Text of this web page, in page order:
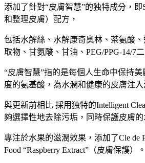
添加了針對“皮膚智慧”的独特成分，即
和整理皮膚）配方，
包括水解絲、水解康奇奧林、茶氨酸
取物、甘氨酸、甘油、PEG/PPG-14/7
“皮膚智慧”指的是每個人生命中保持
度的氨基酸，為水潤和健康的皮膚注
與更新前相比 採用独特的Intelligent
夠選擇性地去除污垢，同時保護皮膚的
專注於水果的滋潤效果，添加了Cle de
Food “Raspberry Extract”（皮膚保護）。